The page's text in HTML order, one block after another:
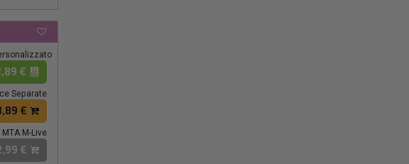
€
Separate
€
MTA M-Live
€